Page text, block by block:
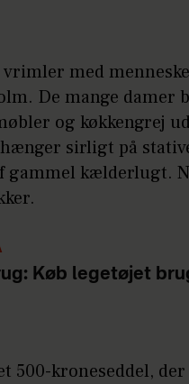
med
De mange damer
og køkkengrej
sirligt på
gammel kælderlugt.
Køb legetøjet
500-kroneseddel, der